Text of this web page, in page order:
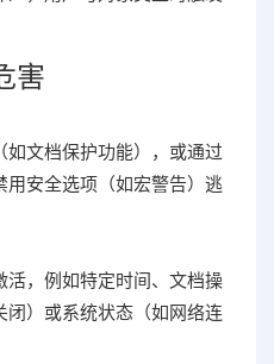
害
如文档保护功能），或通过
用安全选项（如宏警告）逃
活，例如特定时间、文档操
闭）或系统状态（如网络连